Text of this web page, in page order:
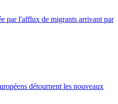
par l'afflux de migrants arrivant par
détournent les nouveaux